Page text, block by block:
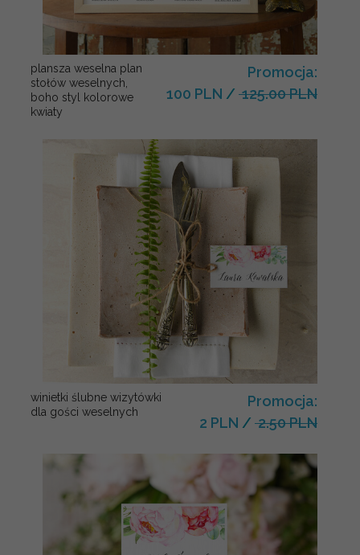
plansza weselna plan
stołów weselnych,
boho styl kolorowe
kwiaty
Promocja:
100 PLN / 125.00 PLN
winietki ślubne wizytówki
dla gości weselnych
Promocja:
2 PLN / 2.50 PLN